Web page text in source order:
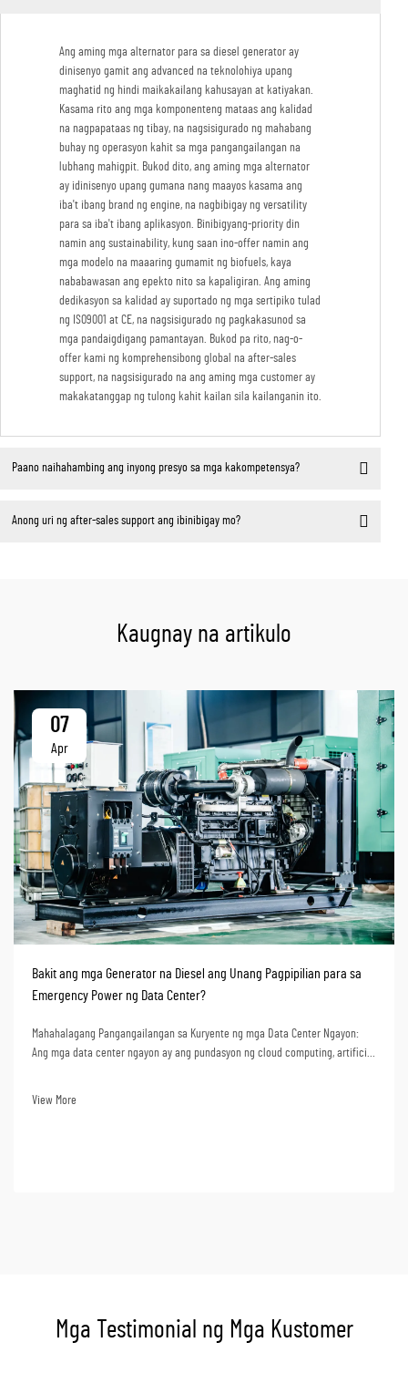
Ang aming mga alternator para sa diesel generator ay
dinisenyo gamit ang advanced na teknolohiya upang
maghatid ng hindi maikakailang kahusayan at katiyakan.
Kasama rito ang mga komponenteng mataas ang kalidad
na nagpapataas ng tibay, na nagsisigurado ng mahabang
buhay ng operasyon kahit sa mga pangangailangan na
lubhang mahigpit. Bukod dito, ang aming mga alternator
ay idinisenyo upang gumana nang maayos kasama ang
iba't ibang brand ng engine, na nagbibigay ng versatility
para sa iba't ibang aplikasyon. Binibigyang-priority din
namin ang sustainability, kung saan ino-offer namin ang
mga modelo na maaaring gumamit ng biofuels, kaya
nababawasan ang epekto nito sa kapaligiran. Ang aming
dedikasyon sa kalidad ay suportado ng mga sertipiko tulad
ng ISO9001 at CE, na nagsisigurado ng pagkakasunod sa
mga pandaigdigang pamantayan. Bukod pa rito, nag-o-
offer kami ng komprehensibong global na after-sales
support, na nagsisigurado na ang aming mga customer ay
makakatanggap ng tulong kahit kailan sila kailanganin ito.
Paano naihahambing ang inyong presyo sa mga kakompetensya?
Anong uri ng after-sales support ang ibinibigay mo?
Kaugnay na artikulo
07
Apr
Bakit ang mga Generator na Diesel ang Unang Pagpipilian para sa
Emergency Power ng Data Center?
Mahahalagang Pangangailangan sa Kuryente ng mga Data Center Ngayon:
Ang mga data center ngayon ay ang pundasyon ng cloud computing, artificial
View More
Mga Testimonial ng Mga Kustomer